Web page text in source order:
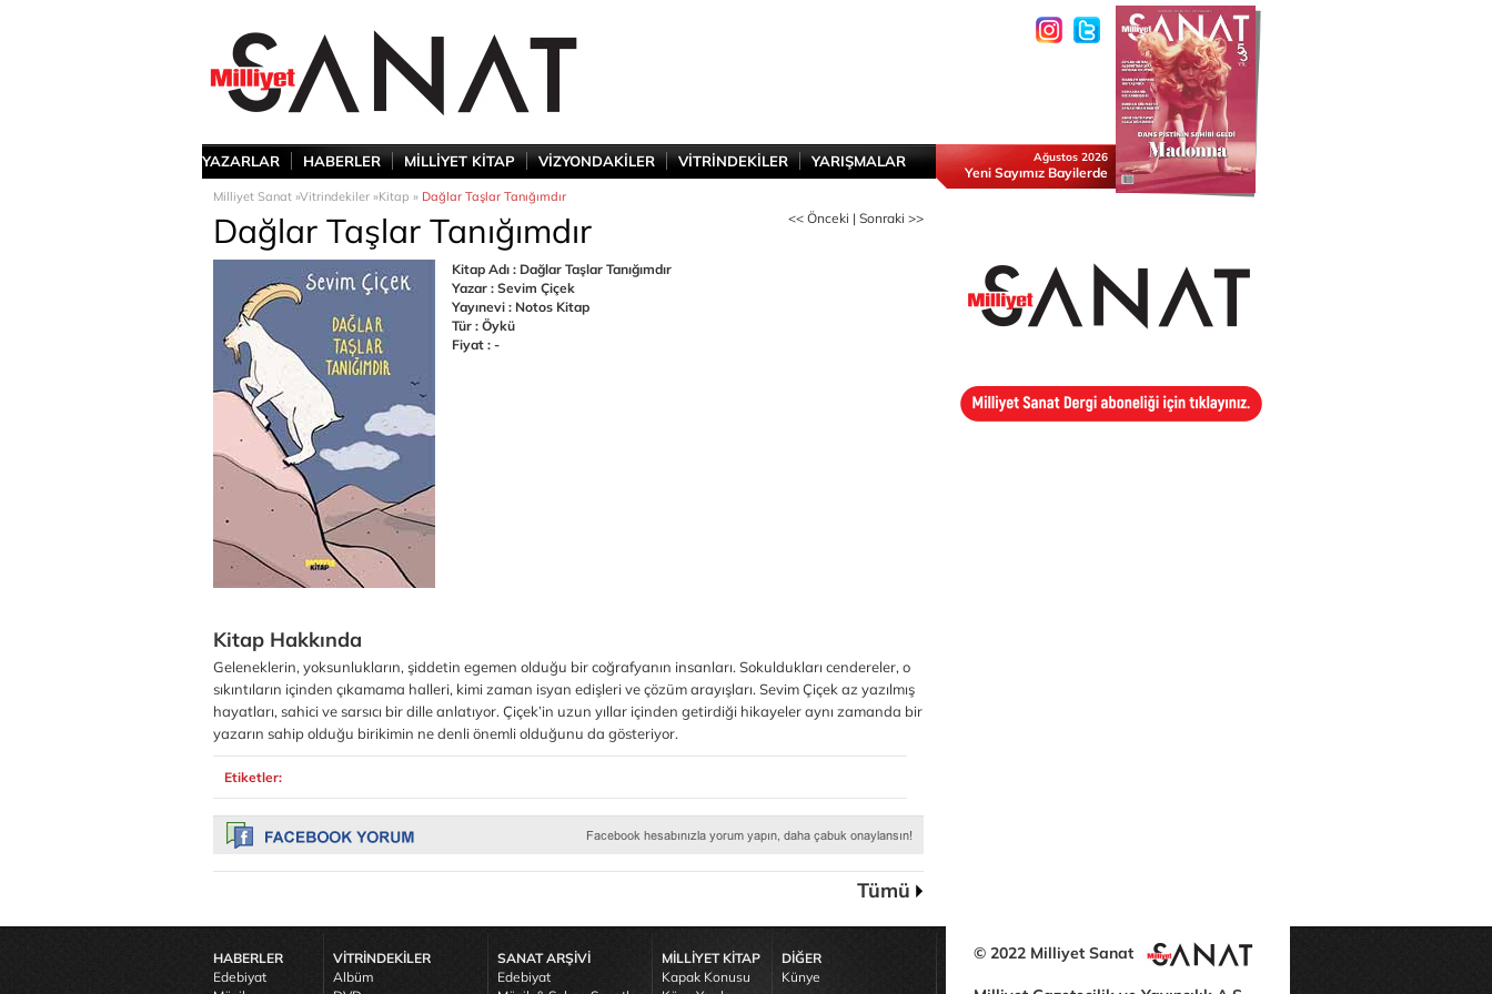
YAZARLAR HABERLER MİLLİYET KİTAP VİZYONDAKİLER VİTRİNDEKİLER YARIŞMALAR Ağustos 2026
Yeni Sayımız Bayilerde
Milliyet Sanat »Vitrindekiler »Kitap » Dağlar Taşlar Tanığımdır
Dağlar Taşlar Tanığımdır << Önceki | Sonraki >>
Kitap Adı : Dağlar Taşlar Tanığımdır
Yazar : Sevim Çiçek
Yayınevi : Notos Kitap
Tür : Öykü
Fiyat : -
Kitap Hakkında
Geleneklerin, yoksunlukların, şiddetin egemen olduğu bir coğrafyanın insanları. Sokuldukları cendereler, o
sıkıntıların içinden çıkamama halleri, kimi zaman isyan edişleri ve çözüm arayışları. Sevim Çiçek az yazılmış
hayatları, sahici ve sarsıcı bir dille anlatıyor. Çiçek’in uzun yıllar içinden getirdiği hikayeler aynı zamanda bir
yazarın sahip olduğu birikimin ne denli önemli olduğunu da gösteriyor.
Etiketler:
Tümü
HABERLER
Edebiyat
VİTRİNDEKİLER
Albüm
SANAT ARŞİVİ
Edebiyat
MİLLİYET KİTAP
Kapak Konusu
DİĞER
Künye
© 2022 Milliyet Sanat